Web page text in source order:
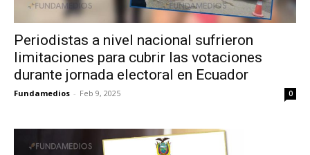
Periodistas a nivel nacional sufrieron
limitaciones para cubrir las votaciones
durante jornada electoral en Ecuador
Fundamedios - Feb 9, 2025 0